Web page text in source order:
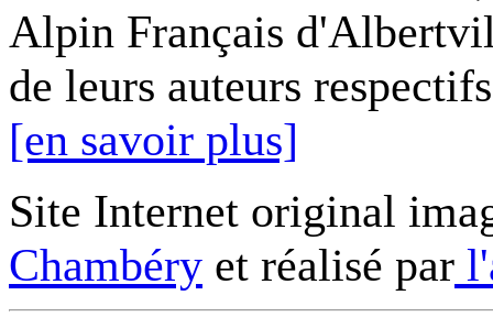
Alpin Français
de leurs auteurs
[en savoir plus]
Site Internet original
Chambéry et réalisé par